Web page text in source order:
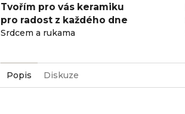
Tvořím pro vás keramiku
pro radost z každého dne
Srdcem a rukama
Popis Diskuze